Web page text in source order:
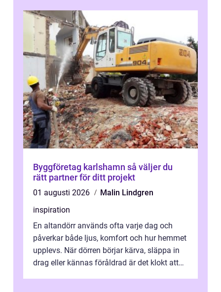
Byggföretag karlshamn så väljer du
rätt partner för ditt projekt
01 augusti 2026
Malin Lindgren
inspiration
En altandörr används ofta varje dag och
påverkar både ljus, komfort och hur hemmet
upplevs. När dörren börjar kärva, släppa in
drag eller kännas föråldrad är det klokt att